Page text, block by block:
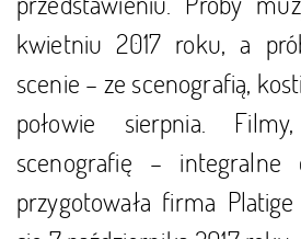
kwietniu 2017 roku, a
scenie – ze scenografią,
połowie sierpnia.
scenografię – integralne
przygotowała firma